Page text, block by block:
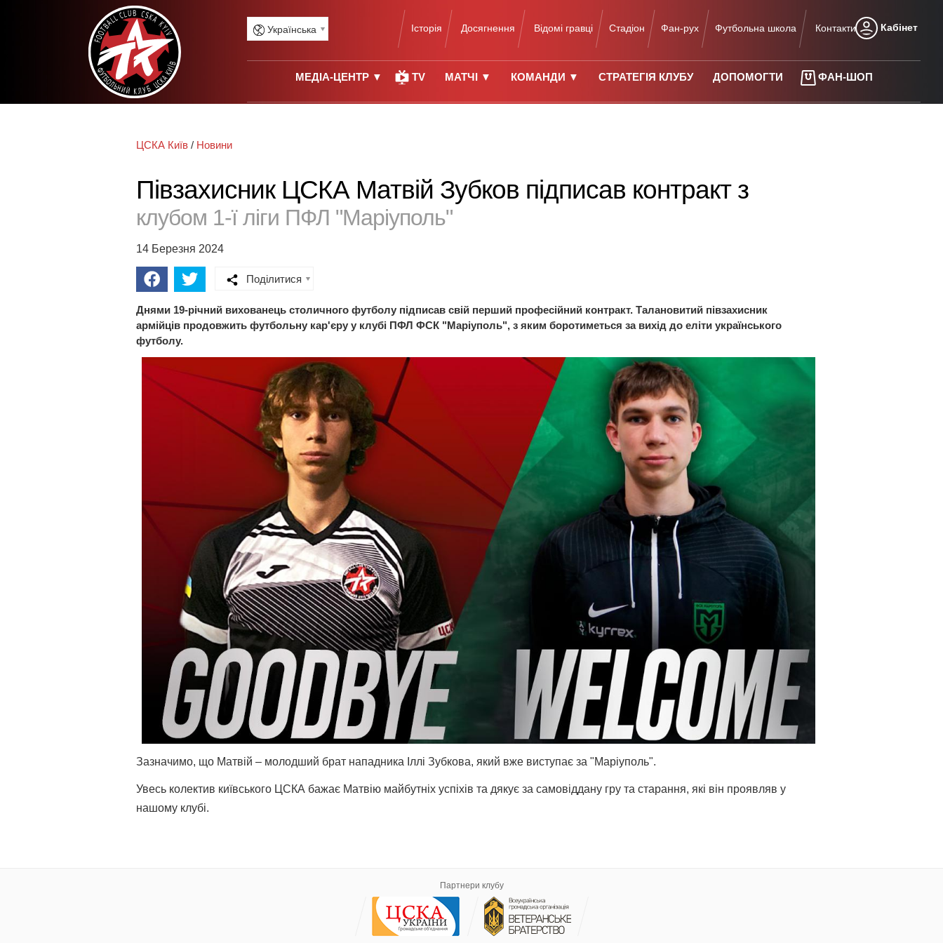
Українська Історія Досягнення Відомі гравці Стадіон Фан-рух Футбольна школа Контакти
МЕДІА-ЦЕНТР ▼ TV МАТЧІ ▼ КОМАНДИ ▼ СТРАТЕГІЯ КЛУБУ ДОПОМОГТИ ФАН-ШОП
Кабінет
ЦСКА Київ / Новини
Півзахисник ЦСКА Матвій Зубков підписав контракт з
клубом 1-ї ліги ПФЛ "Маріуполь"
14 Березня 2024
Поділитися
Днями 19-річний вихованець столичного футболу підписав свій перший професійний контракт. Талановитий півзахисник
армійців продовжить футбольну кар'єру у клубі ПФЛ ФСК "Маріуполь", з яким боротиметься за вихід до еліти українського
футболу.
Зазначимо, що Матвій – молодший брат нападника Іллі Зубкова, який вже виступає за "Маріуполь".
Увесь колектив київського ЦСКА бажає Матвію майбутніх успіхів та дякує за самовіддану гру та старання, які він проявляв у
нашому клубі.
Партнери клубу